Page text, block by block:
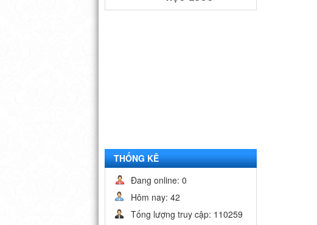
BIỂN QUÊ
THỐNG KÊ
Đang online: 0
Hôm nay: 42
Tống lượng truy cập: 110259